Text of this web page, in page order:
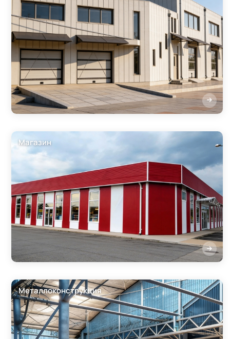
Магазин
Металлоконструкция